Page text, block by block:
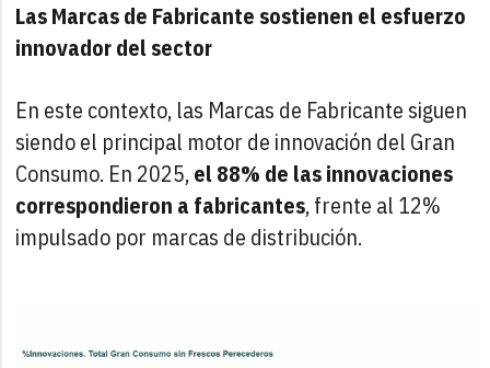
Las Marcas de Fabricante sostienen el esfuerzo
innovador del sector
En este contexto, las Marcas de Fabricante siguen
siendo el principal motor de innovación del Gran
Consumo. En 2025,el 88% de las innovaciones
correspondieron a fabricantes, frente al 12%
impulsado por marcas de distribución.